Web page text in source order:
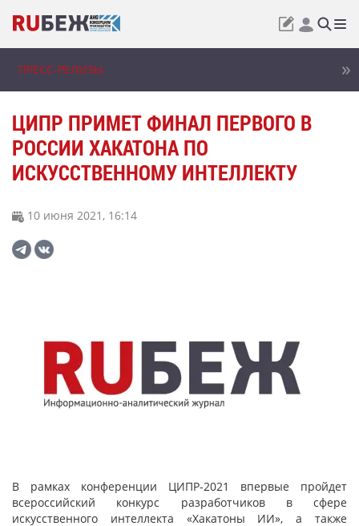
ПРЕСС-РЕЛИЗЫ
ЦИПР ПРИМЕТ ФИНАЛ ПЕРВОГО В
РОССИИ ХАКАТОНА ПО
ИСКУССТВЕННОМУ ИНТЕЛЛЕКТУ
10 июня 2021, 16:14
В рамках конференции ЦИПР-2021 впервые пройдет
всероссийский конкурс разработчиков в сфере
искусственного интеллекта «Хакатоны ИИ», а также